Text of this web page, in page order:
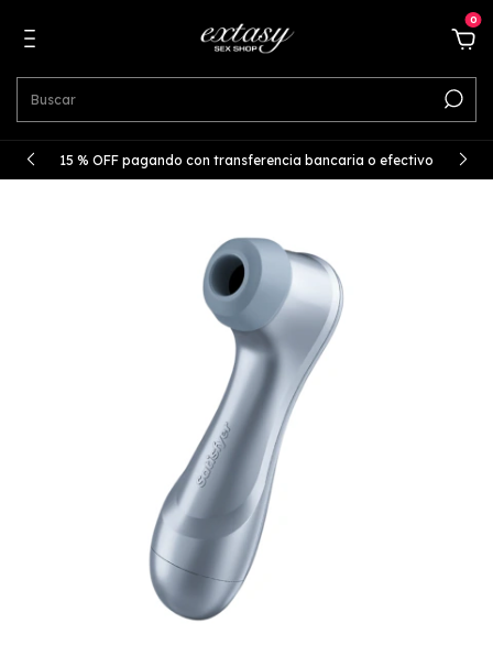
0
15 % OFF pagando con transferencia bancaria o efectivo